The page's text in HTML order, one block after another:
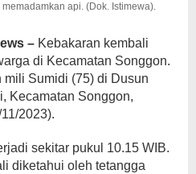
api. (Dok. Istimewa).
– Kebakaran kembali
di Kecamatan Songgon.
mili Sumidi (75) di Dusun
Kecamatan Songgon,
2023).
sekitar pukul 10.15 WIB.
diketahui oleh tetangga